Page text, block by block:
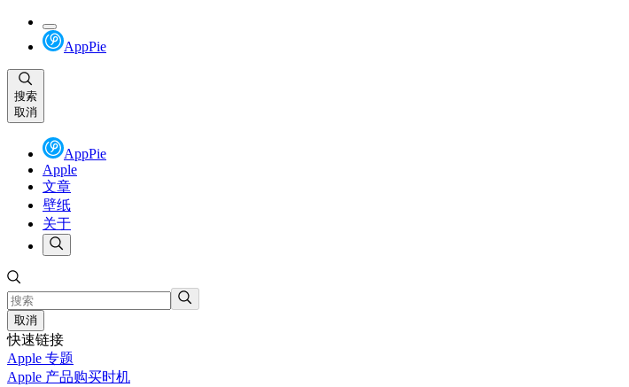
AppPie
搜索
取消
AppPie
Apple
文章
壁纸
关于
取消
快速链接
Apple 专题
Apple 产品购买时机